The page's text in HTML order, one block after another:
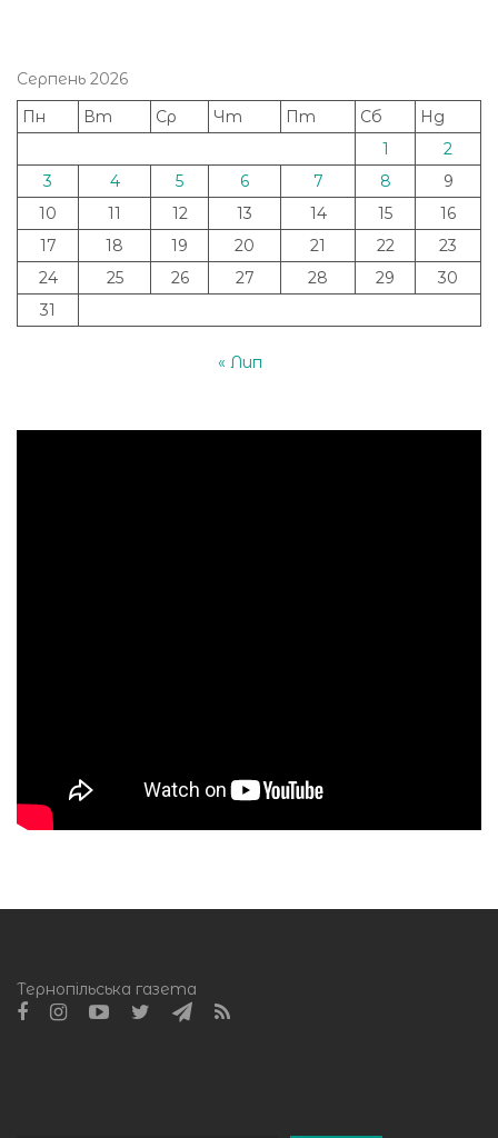
Серпень 2026
Пн
Вт Ср Чт Пт Сб
Нд
1
2
3
4 5 6 7 8
9
10
11 12 13 14 15
16
17
18 19 20 21 22
23
24
25 26 27 28 29
30
31
« Лип
Тернопільська газета